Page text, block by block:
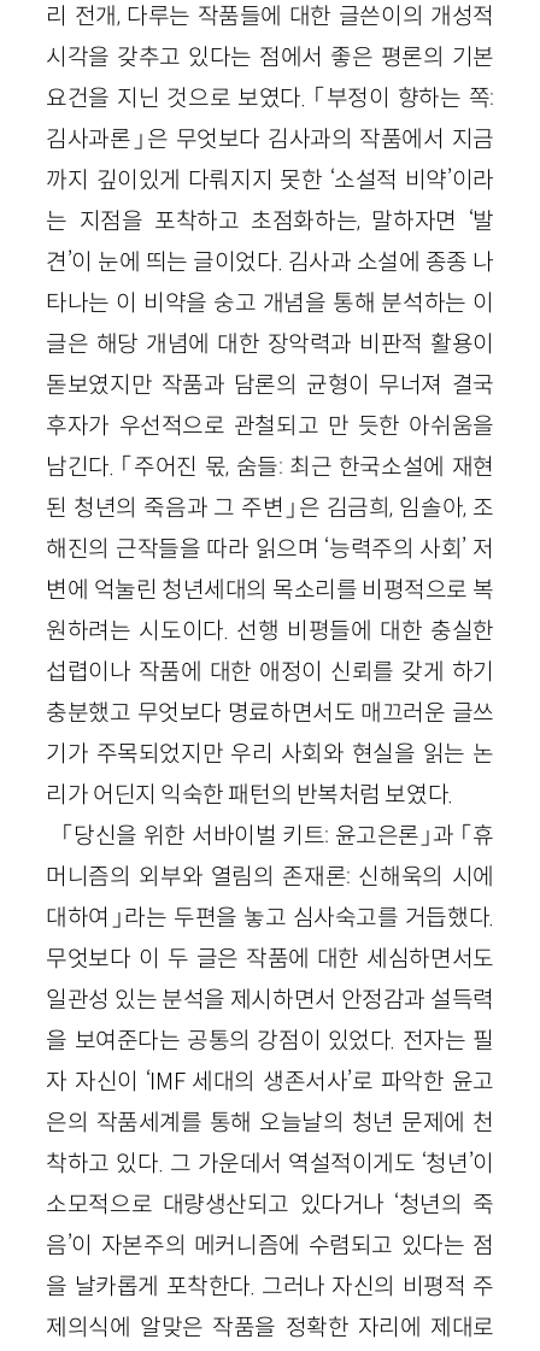
리 전개, 다루는 작품들에 대한 글쓴이의 개성적
시각을 갖추고 있다는 점에서 좋은 평론의 기본
요건을 지닌 것으로 보였다. 「부정이 향하는 쪽:
김사과론」은 무엇보다 김사과의 작품에서 지금
까지 깊이있게 다뤄지지 못한 ‘소설적 비약’이라
는 지점을 포착하고 초점화하는, 말하자면 ‘발
견’이 눈에 띄는 글이었다. 김사과 소설에 종종 나
타나는 이 비약을 숭고 개념을 통해 분석하는 이
글은 해당 개념에 대한 장악력과 비판적 활용이
돋보였지만 작품과 담론의 균형이 무너져 결국
후자가 우선적으로 관철되고 만 듯한 아쉬움을
남긴다. 「주어진 몫, 숨들: 최근 한국소설에 재현
된 청년의 죽음과 그 주변」은 김금희, 임솔아, 조
해진의 근작들을 따라 읽으며 ‘능력주의 사회’ 저
변에 억눌린 청년세대의 목소리를 비평적으로 복
원하려는 시도이다. 선행 비평들에 대한 충실한
섭렵이나 작품에 대한 애정이 신뢰를 갖게 하기
충분했고 무엇보다 명료하면서도 매끄러운 글쓰
기가 주목되었지만 우리 사회와 현실을 읽는 논
리가 어딘지 익숙한 패턴의 반복처럼 보였다.
「당신을 위한 서바이벌 키트: 윤고은론」과 「휴
머니즘의 외부와 열림의 존재론: 신해욱의 시에
대하여」라는 두편을 놓고 심사숙고를 거듭했다.
무엇보다 이 두 글은 작품에 대한 세심하면서도
일관성 있는 분석을 제시하면서 안정감과 설득력
을 보여준다는 공통의 강점이 있었다. 전자는 필
자 자신이 ‘IMF 세대의 생존서사’로 파악한 윤고
은의 작품세계를 통해 오늘날의 청년 문제에 천
착하고 있다. 그 가운데서 역설적이게도 ‘청년’이
소모적으로 대량생산되고 있다거나 ‘청년의 죽
음’이 자본주의 메커니즘에 수렴되고 있다는 점
을 날카롭게 포착한다. 그러나 자신의 비평적 주
제의식에 알맞은 작품을 정확한 자리에 제대로